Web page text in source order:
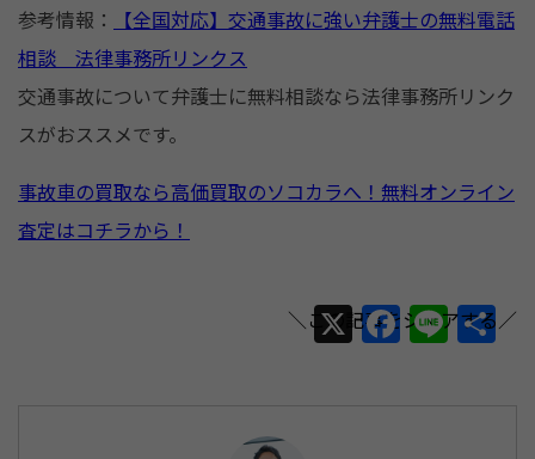
参考情報：
【全国対応】交通事故に強い弁護士の無料電話
相談 法律事務所リンクス
交通事故について弁護士に無料相談なら法律事務所リンク
スがおススメです。
事故車の買取なら高価買取のソコカラへ！無料オンライン
査定はコチラから！
X F Li 共